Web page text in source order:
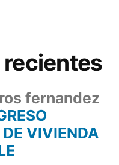
fernandez
VIVIENDA